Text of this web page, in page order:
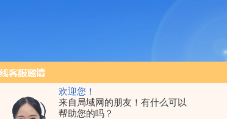
欢迎您！
来自局域网的朋友！有什么可以
帮助您的吗？